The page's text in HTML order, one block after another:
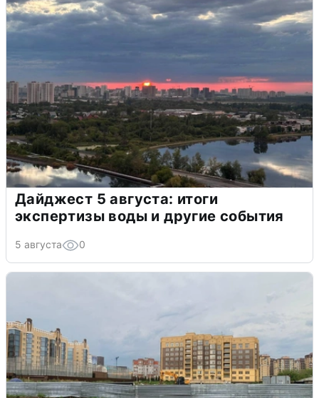
Дайджест 5 августа: итоги
экспертизы воды и другие события
5 августа 0